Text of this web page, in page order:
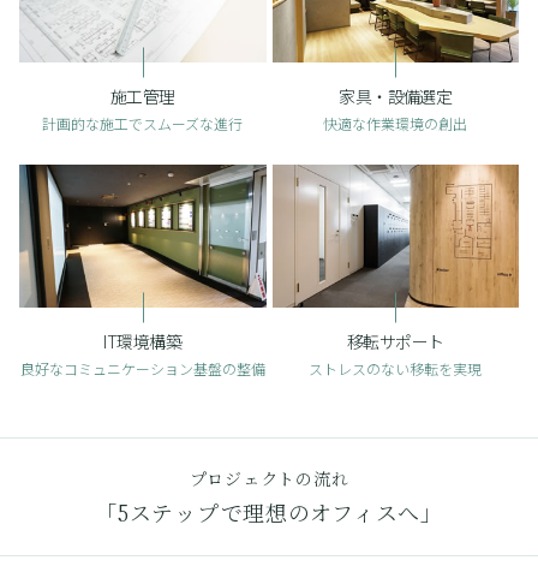
施工管理
計画的な施工でスムーズな進行
家具・設備選定
快適な作業環境の創出
IT環境構築
良好なコミュニケーション基盤の整備
移転サポート
ストレスのない移転を実現
プロジェクトの流れ
「5ステップで理想のオフィスへ」